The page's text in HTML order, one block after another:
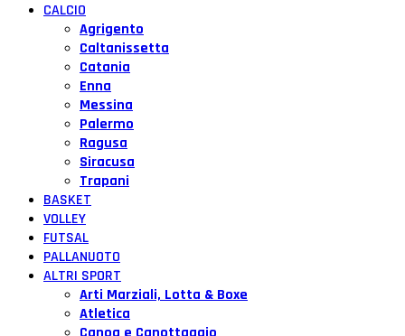
CALCIO
Agrigento
Caltanissetta
Catania
Enna
Messina
Palermo
Ragusa
Siracusa
Trapani
BASKET
VOLLEY
FUTSAL
PALLANUOTO
ALTRI SPORT
Arti Marziali, Lotta & Boxe
Atletica